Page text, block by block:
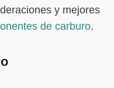
y mejores
de carburo.